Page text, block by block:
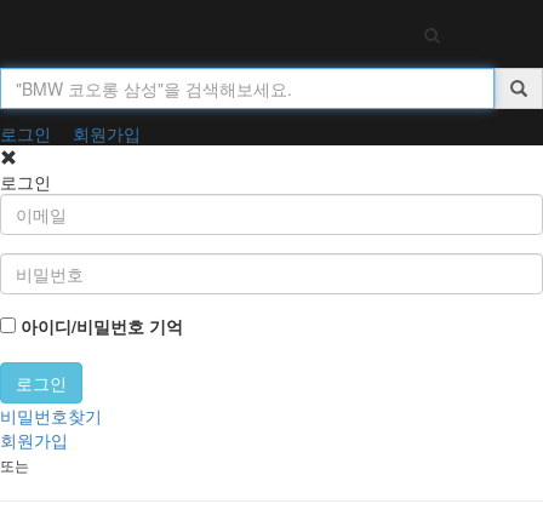
로그인
회원가입
로그인
아이디/비밀번호 기억
비밀번호찾기
회원가입
또는